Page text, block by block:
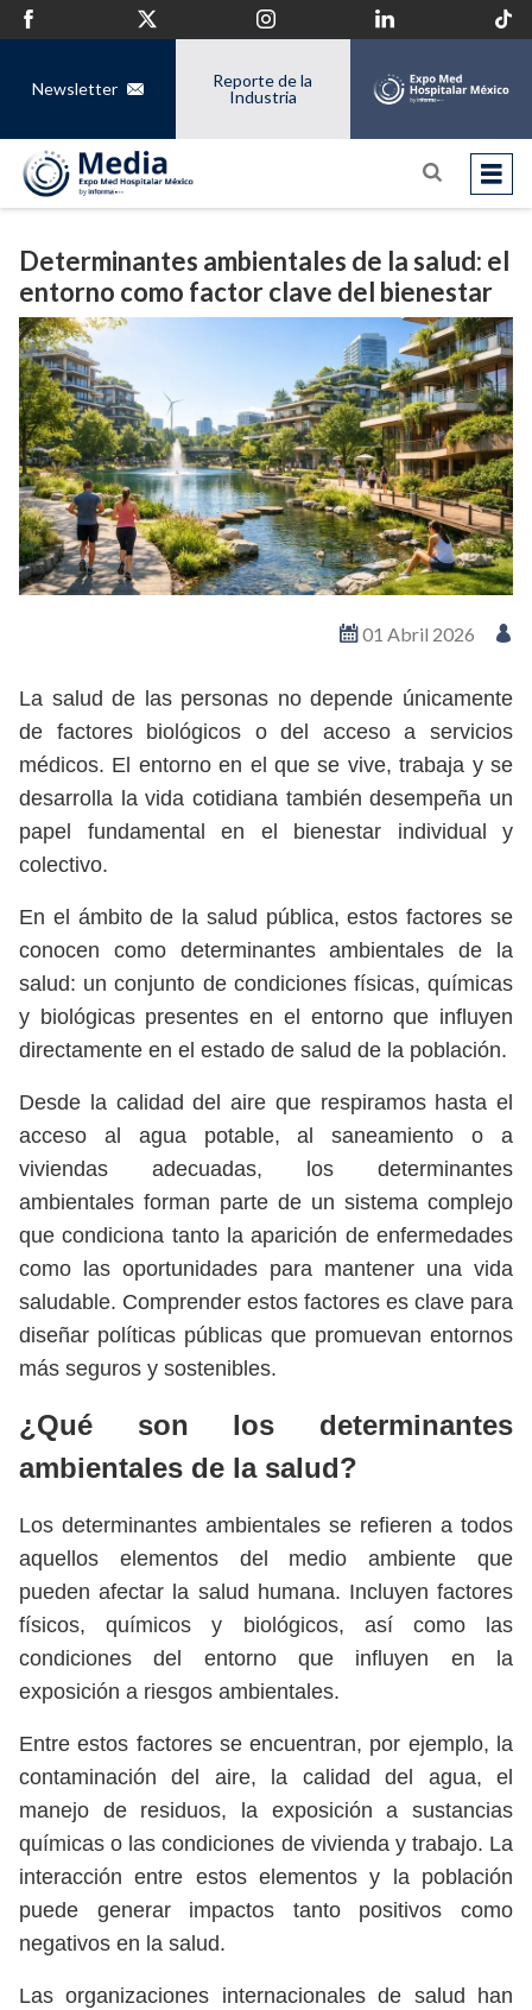
Newsletter
Reporte de la
Industria
Determinantes ambientales de la salud: el
entorno como factor clave del bienestar
01 Abril 2026
La salud de las personas no depende únicamente
de factores biológicos o del acceso a servicios
médicos. El entorno en el que se vive, trabaja y se
desarrolla la vida cotidiana también desempeña un
papel fundamental en el bienestar individual y
colectivo.
En el ámbito de la salud pública, estos factores se
conocen como determinantes ambientales de la
salud: un conjunto de condiciones físicas, químicas
y biológicas presentes en el entorno que influyen
directamente en el estado de salud de la población.
Desde la calidad del aire que respiramos hasta el
acceso al agua potable, al saneamiento o a
viviendas adecuadas, los determinantes
ambientales forman parte de un sistema complejo
que condiciona tanto la aparición de enfermedades
como las oportunidades para mantener una vida
saludable. Comprender estos factores es clave para
diseñar políticas públicas que promuevan entornos
más seguros y sostenibles.
¿Qué son los determinantes
ambientales de la salud?
Los determinantes ambientales se refieren a todos
aquellos elementos del medio ambiente que
pueden afectar la salud humana. Incluyen factores
físicos, químicos y biológicos, así como las
condiciones del entorno que influyen en la
exposición a riesgos ambientales.
Entre estos factores se encuentran, por ejemplo, la
contaminación del aire, la calidad del agua, el
manejo de residuos, la exposición a sustancias
químicas o las condiciones de vivienda y trabajo. La
interacción entre estos elementos y la población
puede generar impactos tanto positivos como
negativos en la salud.
Las organizaciones internacionales de salud han